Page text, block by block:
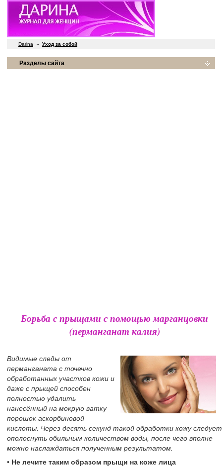
Darina » Уход за собой
Разделы сайта
Борьба с прыщами с помощью марганцовки
(перманганат калия)
Видимые следы от
перманганата с точечно
обработанных участков кожи и
даже с прыщей способен
полностью удалить
нанесённый на мокрую ватку
порошок аскорбиновой
кислоты. Через десять секунд такой обработки кожу следует
ополоснуть обильным количеством воды, после чего вполне
можно наслаждаться полученным результатом.
• Не лечите таким образом прыщи на коже лица